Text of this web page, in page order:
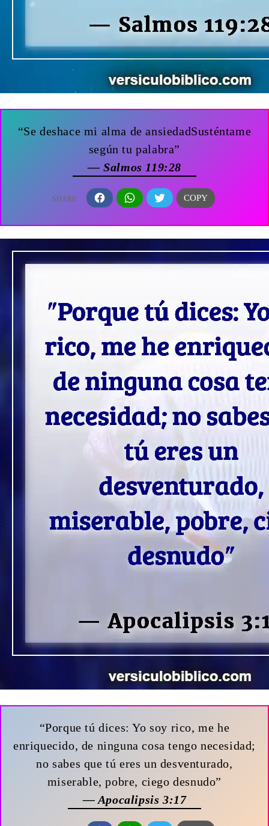
“Se deshace mi alma de ansiedadSusténtame
según tu palabra”
— Salmos 119:28
“Porque tú dices: Yo soy rico, me he
enriquecido, de ninguna cosa tengo necesidad;
no sabes que tú eres un desventurado,
miserable, pobre, ciego desnudo”
— Apocalipsis 3:17